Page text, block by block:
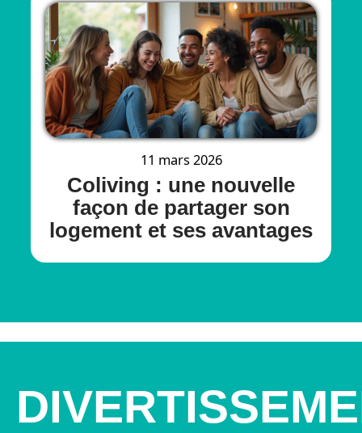
11 mars 2026
Coliving : une nouvelle
façon de partager son
logement et ses avantages